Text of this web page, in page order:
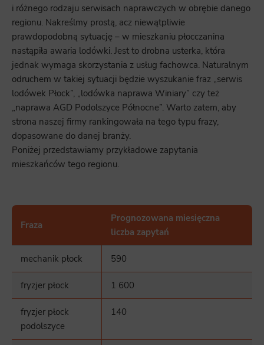
i różnego rodzaju serwisach naprawczych w obrębie danego
regionu. Nakreślmy prostą, acz niewątpliwie
prawdopodobną sytuację – w mieszkaniu płocczanina
nastąpiła awaria lodówki. Jest to drobna usterka, która
jednak wymaga skorzystania z usług fachowca. Naturalnym
odruchem w takiej sytuacji będzie wyszukanie fraz „serwis
lodówek Płock”, „lodówka naprawa Winiary” czy też
„naprawa AGD Podolszyce Północne”. Warto zatem, aby
strona naszej firmy rankingowała na tego typu frazy,
dopasowane do danej branży.
Poniżej przedstawiamy przykładowe zapytania
mieszkańców tego regionu.
Fraza
Prognozowana miesięczna
liczba zapytań
mechanik płock 590
fryzjer płock 1 600
fryzjer płock
podolszyce
140